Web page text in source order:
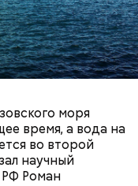
моря
время, а вода на
во второй
научный
Роман